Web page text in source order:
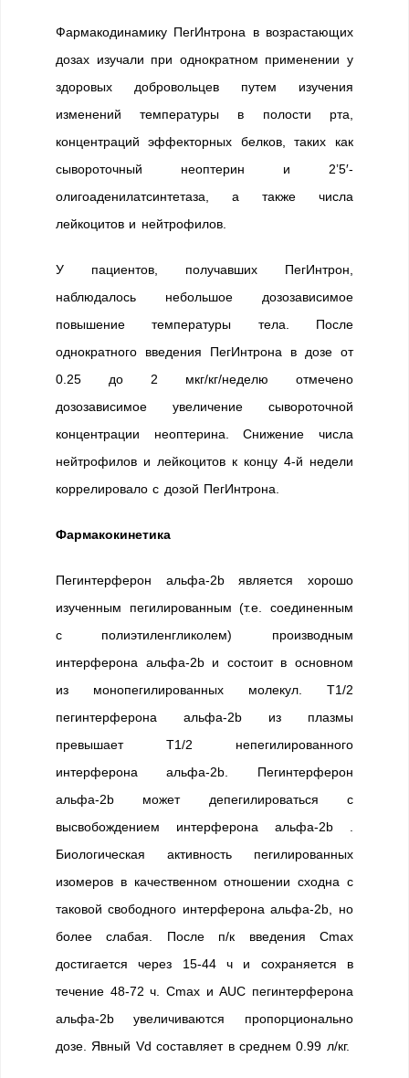
Фармакодинамику ПегИнтрона в возрастающих
дозах изучали при однократном применении у
здоровых добровольцев путем изучения
изменений температуры в полости рта,
концентраций эффекторных белков, таких как
сывороточный неоптерин и 2’5′-
олигоаденилатсинтетаза, а также числа
лейкоцитов и нейтрофилов.
У пациентов, получавших ПегИнтрон,
наблюдалось небольшое дозозависимое
повышение температуры тела. После
однократного введения ПегИнтрона в дозе от
0.25 до 2 мкг/кг/неделю отмечено
дозозависимое увеличение сывороточной
концентрации неоптерина. Снижение числа
нейтрофилов и лейкоцитов к концу 4-й недели
коррелировало с дозой ПегИнтрона.
Фармакокинетика
Пегинтерферон альфа-2b является хорошо
изученным пегилированным (т.е. соединенным
с полиэтиленгликолем) производным
интерферона альфа-2b и состоит в основном
из монопегилированных молекул. Т1/2
пегинтерферона альфа-2b из плазмы
превышает Т1/2 непегилированного
интерферона альфа-2b. Пегинтерферон
альфа-2b может депегилироваться с
высвобождением интерферона альфа-2b .
Биологическая активность пегилированных
изомеров в качественном отношении сходна с
таковой свободного интерферона альфа-2b, но
более слабая. После п/к введения Cmax
достигается через 15-44 ч и сохраняется в
течение 48-72 ч. Сmax и AUC пегинтерферона
альфа-2b увеличиваются пропорционально
дозе. Явный Vd составляет в среднем 0.99 л/кг.